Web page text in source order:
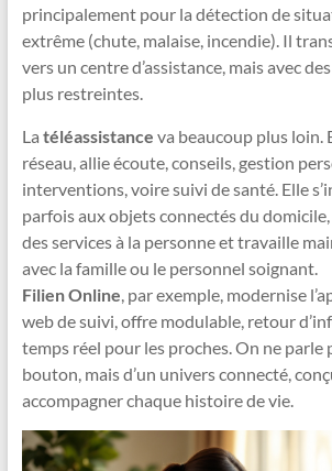
principalement pour la détection de
extrême (chute, malaise, incendie). Il
vers un centre d’assistance, mais avec
plus restreintes.
La téléassistance va beaucoup plus loin.
réseau, allie écoute, conseils, gestion
interventions, voire suivi de santé. Elle
parfois aux objets connectés du
des services à la personne et travaille
avec la famille ou le personnel soignant.
Filien Online, par exemple, modernise
web de suivi, offre modulable, retour
temps réel pour les proches. On ne parle
bouton, mais d’un univers connecté,
accompagner chaque histoire de vie.